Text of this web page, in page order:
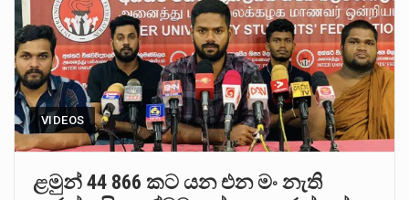
VIDEOS
ළමුන් 44 866 කට යන එන මං නැති